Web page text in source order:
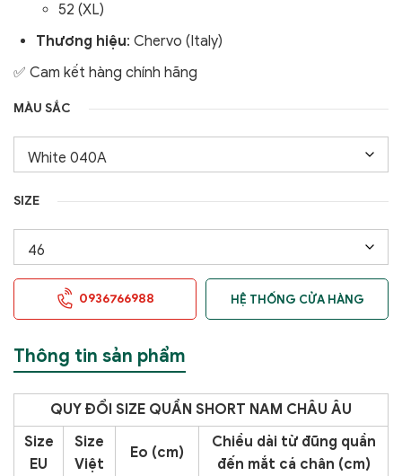
52 (XL)
Thương hiệu: Chervo (Italy)
✅ Cam kết hàng chính hãng
MÀU SẮC
SIZE
0936766988 HỆ THỐNG CỬA HÀNG
Thông tin sản phẩm
QUY ĐỔI SIZE QUẦN SHORT NAM CHÂU ÂU
Size
EU
Size
Việt
Eo (cm)
Chiều dài từ đũng quần
đến mắt cá chân (cm)